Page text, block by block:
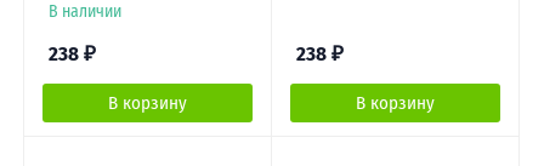
В наличии
238 ₽
В корзину
238 ₽
В корзину